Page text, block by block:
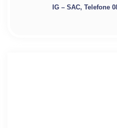
IG – SAC, Telefone